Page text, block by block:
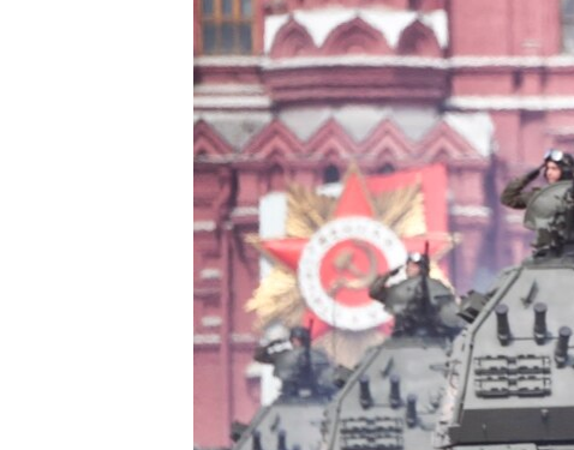
GENOCID U SREBRENICI
POPLAVE I KLIZIŠTA U BIH 2024.